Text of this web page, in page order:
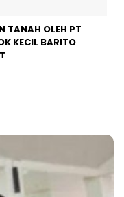
TANAH OLEH PT
KECIL BARITO